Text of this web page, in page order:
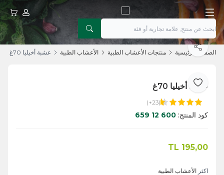
حسابيعربتي
الصفحة الرئيسية منتجات الأعشاب الطبية الأعشاب الطبية عشبة أخيليا 70غ
أضف إلى المفضلة
يشارك
عشبة أخيليا 70غ
(23+)
كود المنتج: 600 12 659
195,00
اكثر الأعشاب الطبية